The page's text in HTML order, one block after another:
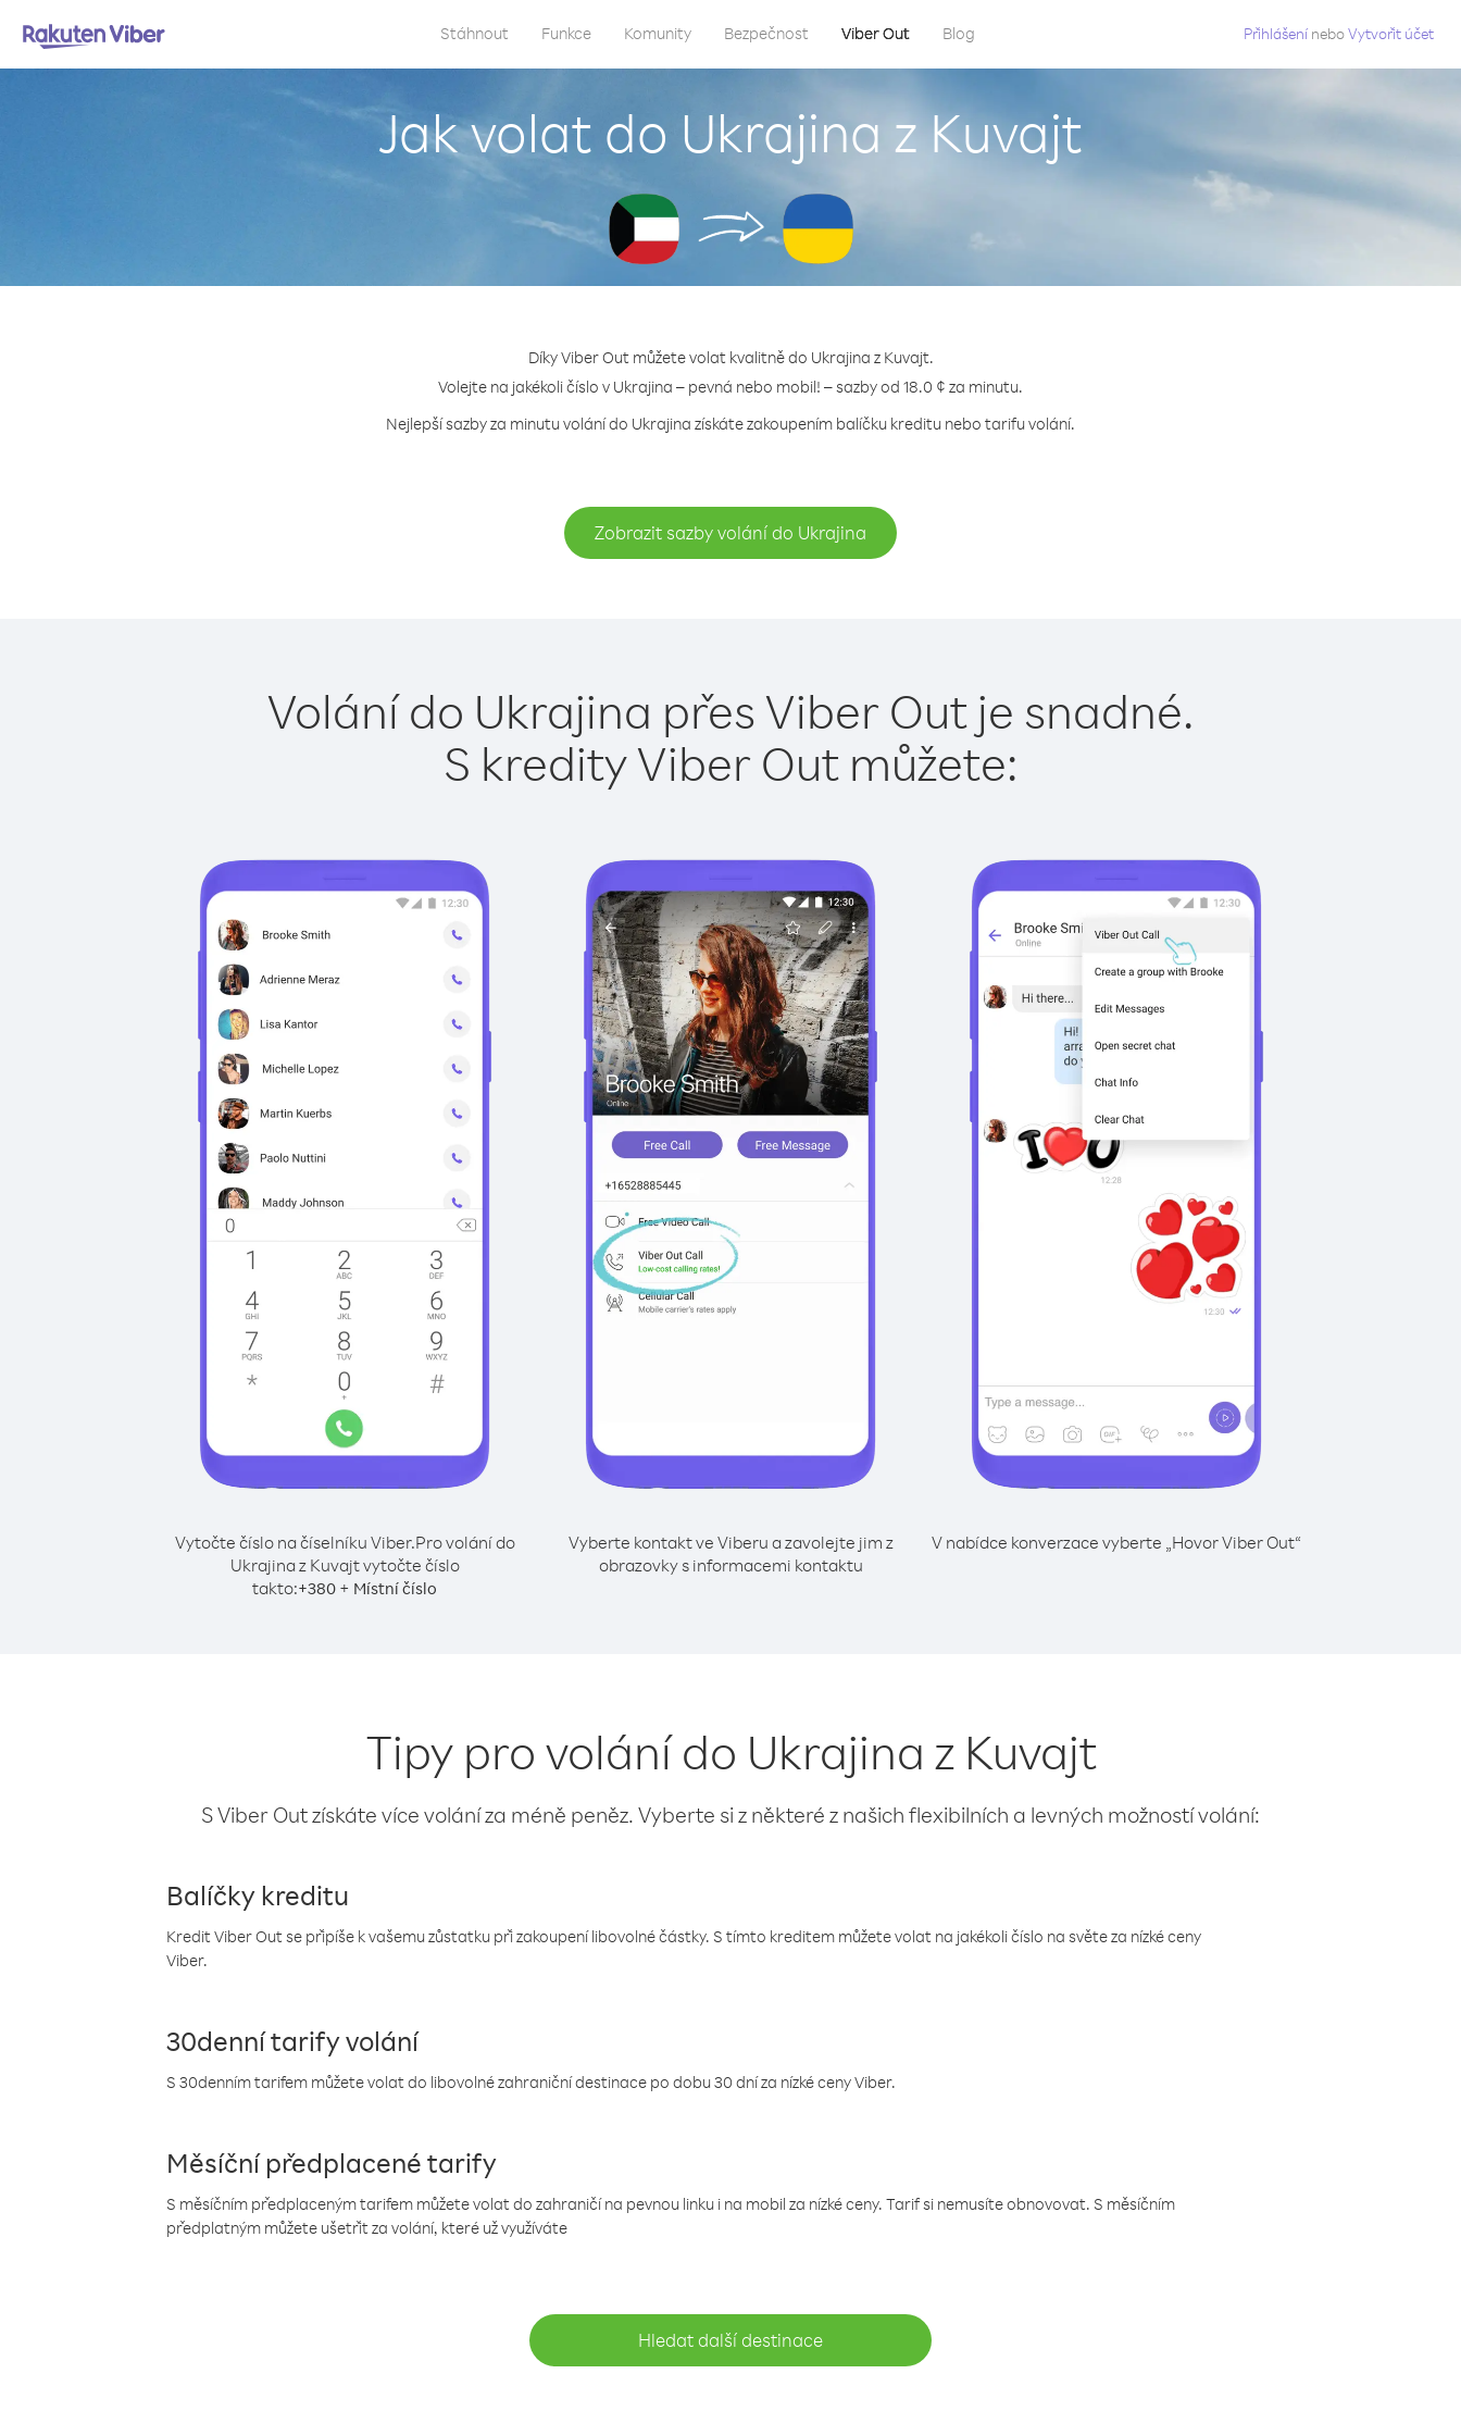
Stáhnout Funkce Komunity Bezpečnost Viber Out Blog Přihlášení neboVytvořit účet
Jak volat do Ukrajina z Kuvajt
Díky Viber Out můžete volat kvalitně do Ukrajina z Kuvajt.
Volejte na jakékoli číslo v Ukrajina – pevná nebo mobil! – sazby od 18.0 ¢ za minutu.
Nejlepší sazby za minutu volání do Ukrajina získáte zakoupením balíčku kreditu nebo tarifu volání.
Zobrazit sazby volání do Ukrajina
Volání do Ukrajina přes Viber Out je snadné.
S kredity Viber Out můžete:
Vytočte číslo na číselníku Viber.Pro volání do
Ukrajina z Kuvajt vytočte číslo
takto:+380 + Místní číslo
Vyberte kontakt ve Viberu a zavolejte jim z
obrazovky s informacemi kontaktu
V nabídce konverzace vyberte „Hovor Viber Out“
Tipy pro volání do Ukrajina z Kuvajt
S Viber Out získáte více volání za méně peněz. Vyberte si z některé z našich flexibilních a levných možností volání:
Balíčky kreditu
Kredit Viber Out se připíše k vašemu zůstatku při zakoupení libovolné částky. S tímto kreditem můžete volat na jakékoli číslo na světe za nízké ceny
Viber.
30denní tarify volání
S 30denním tarifem můžete volat do libovolné zahraniční destinace po dobu 30 dní za nízké ceny Viber.
Měsíční předplacené tarify
S měsíčním předplaceným tarifem můžete volat do zahraničí na pevnou linku i na mobil za nízké ceny. Tarif si nemusíte obnovovat. S měsíčním
předplatným můžete ušetřit za volání, které už využíváte
Hledat další destinace